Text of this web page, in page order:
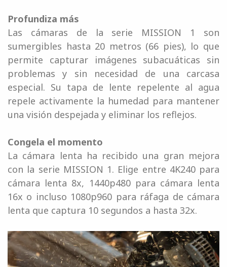
Profundiza más
Las cámaras de la serie MISSION 1 son
sumergibles hasta 20 metros (66 pies), lo que
permite capturar imágenes subacuáticas sin
problemas y sin necesidad de una carcasa
especial. Su tapa de lente repelente al agua
repele activamente la humedad para mantener
una visión despejada y eliminar los reflejos.
Congela el momento
La cámara lenta ha recibido una gran mejora
con la serie MISSION 1. Elige entre 4K240 para
cámara lenta 8x, 1440p480 para cámara lenta
16x o incluso 1080p960 para ráfaga de cámara
lenta que captura 10 segundos a hasta 32x.